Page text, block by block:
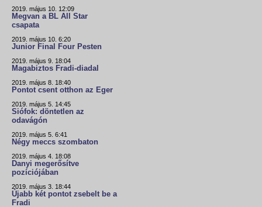
2019. május 10. 12:09
Megvan a BL All Star
csapata
2019. május 10. 6:20
Junior Final Four Pesten
2019. május 9. 18:04
Magabiztos Fradi-diadal
2019. május 8. 18:40
Pontot csent otthon az Eger
2019. május 5. 14:45
Siófok: döntetlen az
odavágón
2019. május 5. 6:41
Négy meccs szombaton
2019. május 4. 18:08
Danyi megerősítve
pozíciójában
2019. május 3. 18:44
Újabb két pontot zsebelt be a
Fradi